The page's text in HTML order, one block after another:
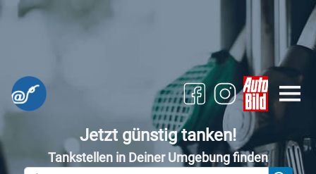
Jetzt günstig tanken!
Tankstellen in Deiner Umgebung finden